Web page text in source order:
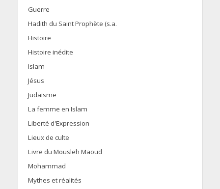
Guerre
Hadith du Saint Prophète (s.a.
Histoire
Histoire inédite
Islam
Jésus
Judaïsme
La femme en Islam
Liberté d'Expression
Lieux de culte
Livre du Mousleh Maoud
Mohammad
Mythes et réalités